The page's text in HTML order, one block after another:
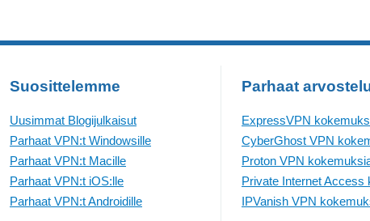
Suosittelemme
Uusimmat Blogijulkaisut
Parhaat VPN:t Windowsille
Parhaat VPN:t Macille
Parhaat VPN:t iOS:lle
Parhaat VPN:t Androidille
Parhaat
ExpressVPN
CyberGhost VPN
Proton VPN
Private Internet Access
IPVanish VPN